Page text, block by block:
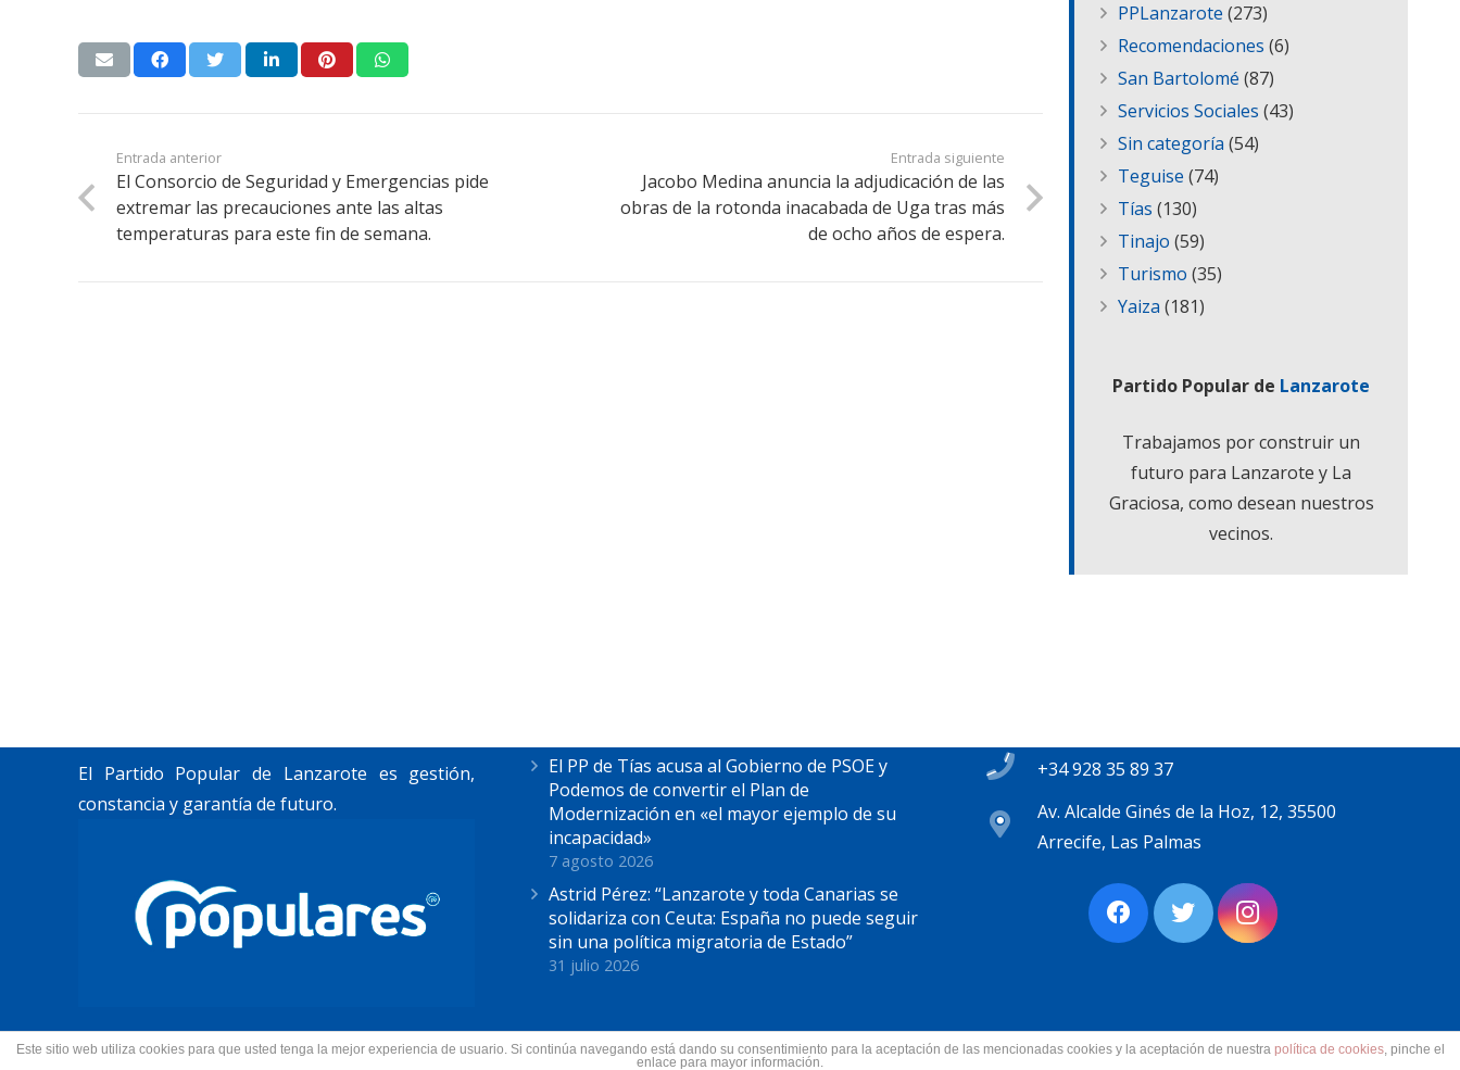
Entrada anterior
El Consorcio de Seguridad y Emergencias pide
extremar las precauciones ante las altas
temperaturas para este fin de semana.
Entrada siguiente
Jacobo Medina anuncia la adjudicación de las
obras de la rotonda inacabada de Uga tras más
de ocho años de espera.
PPLanzarote (273)
Recomendaciones (6)
San Bartolomé (87)
Servicios Sociales (43)
Sin categoría (54)
Teguise (74)
Tías (130)
Tinajo (59)
Turismo (35)
Yaiza (181)
Partido Popular de Lanzarote
Trabajamos por construir un
futuro para Lanzarote y La
Graciosa, como desean nuestros
vecinos.
El Partido Popular de Lanzarote es gestión,
constancia y garantía de futuro.
El PP de Tías acusa al Gobierno de PSOE y
Podemos de convertir el Plan de
Modernización en «el mayor ejemplo de su
incapacidad»
7 agosto 2026
Astrid Pérez: “Lanzarote y toda Canarias se
solidariza con Ceuta: España no puede seguir
sin una política migratoria de Estado”
31 julio 2026
+34 928 35 89 37
Av. Alcalde Ginés de la Hoz, 12, 35500
Arrecife, Las Palmas
© 2022 Partido Popular de Lanzarote.
Este sitio web utiliza cookies para que usted tenga la mejor experiencia de usuario. Si continúa navegando está dando su consentimiento para la aceptación de las mencionadas cookies y la aceptación de nuestra política de cookies, pinche el
enlace para mayor información.